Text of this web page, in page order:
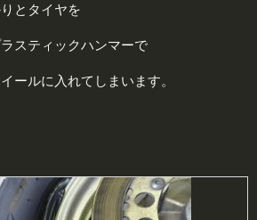
とタイヤを
スティックハンマーで
ールに入れてしまいます。